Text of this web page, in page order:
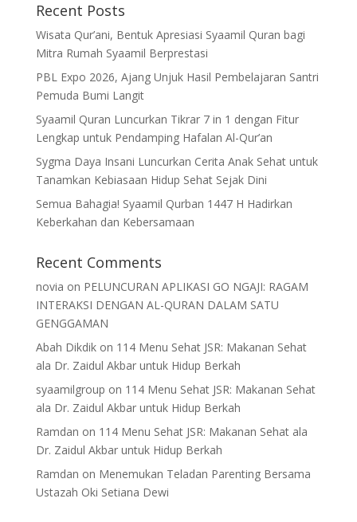
Recent Posts
Wisata Qur’ani, Bentuk Apresiasi Syaamil Quran bagi
Mitra Rumah Syaamil Berprestasi
PBL Expo 2026, Ajang Unjuk Hasil Pembelajaran Santri
Pemuda Bumi Langit
Syaamil Quran Luncurkan Tikrar 7 in 1 dengan Fitur
Lengkap untuk Pendamping Hafalan Al-Qur’an
Sygma Daya Insani Luncurkan Cerita Anak Sehat untuk
Tanamkan Kebiasaan Hidup Sehat Sejak Dini
Semua Bahagia! Syaamil Qurban 1447 H Hadirkan
Keberkahan dan Kebersamaan
Recent Comments
novia on PELUNCURAN APLIKASI GO NGAJI: RAGAM
INTERAKSI DENGAN AL-QURAN DALAM SATU
GENGGAMAN
Abah Dikdikon 114 Menu Sehat JSR: Makanan Sehat
ala Dr. Zaidul Akbar untuk Hidup Berkah
syaamilgroup on 114 Menu Sehat JSR: Makanan Sehat
ala Dr. Zaidul Akbar untuk Hidup Berkah
Ramdan on 114 Menu Sehat JSR: Makanan Sehat ala
Dr. Zaidul Akbar untuk Hidup Berkah
Ramdan on Menemukan Teladan Parenting Bersama
Ustazah Oki Setiana Dewi